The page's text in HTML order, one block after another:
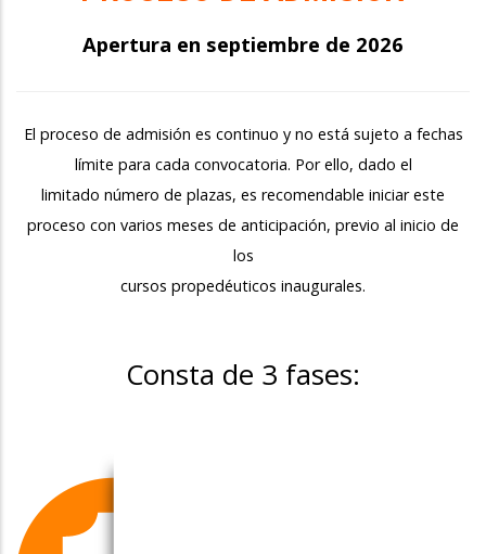
Apertura en septiembre de 2026
El proceso de admisión es continuo y no está sujeto a fechas
límite para cada convocatoria. Por ello, dado el
limitado número de plazas, es recomendable iniciar este
proceso con varios meses de anticipación, previo al inicio de
los
cursos propedéuticos inaugurales.
Consta de 3 fases: